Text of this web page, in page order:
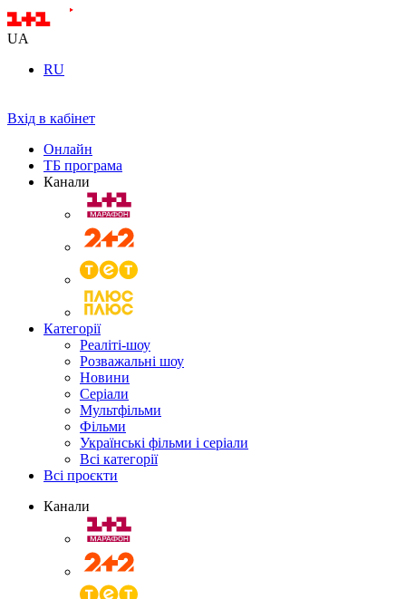
UA
RU
Вхід в кабінет
Онлайн
ТБ програма
Канали
Категорії
Реаліті-шоу
Розважальні шоу
Новини
Серіали
Мультфільми
Фільми
Українські фільми і серіали
Всі категорії
Всі проєкти
Канали